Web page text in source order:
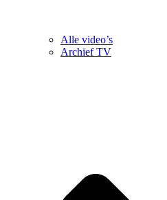
Alle video’s
Archief TV